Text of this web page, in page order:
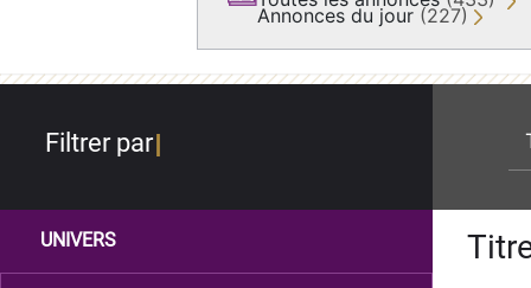
Annonces du jour (227)
Filtrer par
UNIVERS